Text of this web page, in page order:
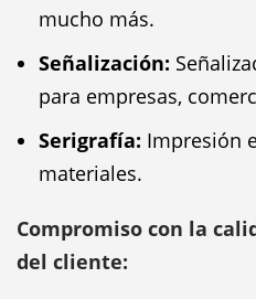
mucho más.
Señalización:
para empresas,
Serigrafía: Impresión
materiales.
Compromiso con la
del cliente: